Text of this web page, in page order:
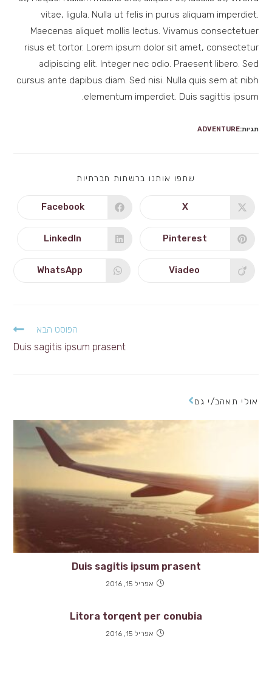
vitae, ligula. Nulla ut felis in purus aliquam imperdiet.
Maecenas aliquet mollis lectus. Vivamus consectetuer
risus et tortor. Lorem ipsum dolor sit amet, consectetur
adipiscing elit. Integer nec odio. Praesent libero. Sed
cursus ante dapibus diam. Sed nisi. Nulla quis sem at nibh
elementum imperdiet. Duis sagittis ipsum.
תגיות:ADVENTURE
שתפו אותנו ברשתות חברתיותSHARE
CONTENT
Opens
new
window
X
Opens
new
window
Facebook
Opens
new
window
Pinterest
Opens
new
window
LinkedIn
Opens
Viadeo
Opens
WhatsApp
הפוסט הבא
Duis sagitis ipsum prasent
אולי תאהב/י גם
Duis sagitis ipsum prasent
אפריל 15, 2016
Litora torqent per conubia
אפריל 15, 2016